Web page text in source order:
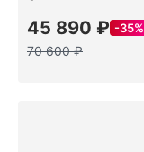
45 890 ₽ 35%
70 600 ₽